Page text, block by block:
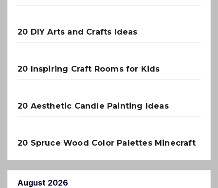
20 DIY Arts and Crafts Ideas
20 Inspiring Craft Rooms for Kids
20 Aesthetic Candle Painting Ideas
20 Spruce Wood Color Palettes Minecraft
August 2026